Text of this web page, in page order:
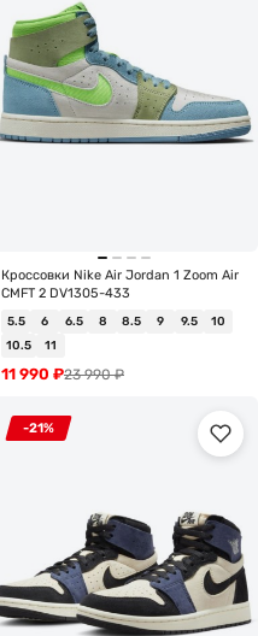
Кроссовки Nike Air Jordan 1 Zoom Air
CMFT 2 DV1305-433
5.5 6 6.5 8 8.5 9 9.5
10
10.5
11
23 990₽
11 990 ₽
-21%